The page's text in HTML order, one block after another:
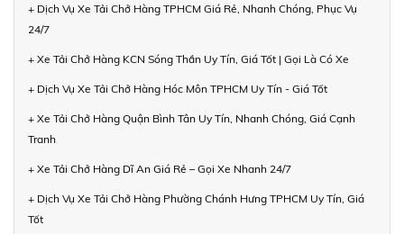
+ Dịch Vụ Xe Tải Chở Hàng TPHCM Giá Rẻ, Nhanh Chóng, Phục Vụ
24/7
+ Xe Tải Chở Hàng KCN Sóng Thần Uy Tín, Giá Tốt | Gọi Là Có Xe
+ Dịch Vụ Xe Tải Chở Hàng Hóc Môn TPHCM Uy Tín - Giá Tốt
+ Xe Tải Chở Hàng Quận Bình Tân Uy Tín, Nhanh Chóng, Giá Cạnh
Tranh
+ Xe Tải Chở Hàng Dĩ An Giá Rẻ – Gọi Xe Nhanh 24/7
+ Dịch Vụ Xe Tải Chở Hàng Phường Chánh Hưng TPHCM Uy Tín, Giá
Tốt